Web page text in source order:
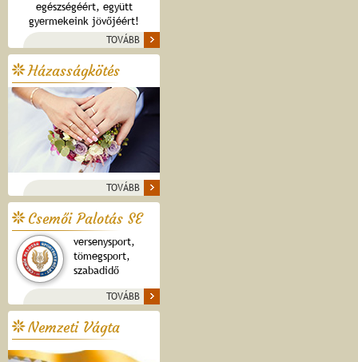
egészségéért, együtt
gyermekeink jövőjéért!
TOVÁBB
Házasságkötés
TOVÁBB
Csemői Palotás SE
versenysport,
tömegsport,
szabadidő
TOVÁBB
Nemzeti Vágta